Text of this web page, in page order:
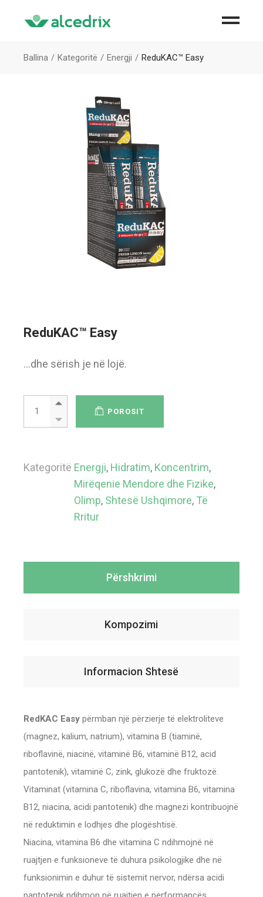
Ballina Kategoritë Energji ReduKAC™ Easy
ReduKAC™ Easy
…dhe sërish je në lojë.
ReduKAC™ Easy quantity
POROSIT
Kategoritë Energji, Hidratim, Koncentrim,
Mirëqenie Mendore dhe Fizike,
Olimp, Shtesë Ushqimore, Të
Rritur
Përshkrimi
Kompozimi
Informacion Shtesë
RedKAC Easy përmban një përzierje të elektroliteve
(magnez, kalium, natrium), vitamina B (tiaminë,
riboflavinë, niacinë, vitaminë B6, vitaminë B12, acid
pantotenik), vitaminë C, zink, glukozë dhe fruktozë.
Vitaminat (vitamina C, riboflavina, vitamina B6, vitamina
B12, niacina, acidi pantotenik) dhe magnezi kontribuojnë
në reduktimin e lodhjes dhe plogështisë.
Niacina, vitamina B6 dhe vitamina C ndihmojnë në
ruajtjen e funksioneve të duhura psikologjike dhe në
funksionimin e duhur të sistemit nervor, ndërsa acidi